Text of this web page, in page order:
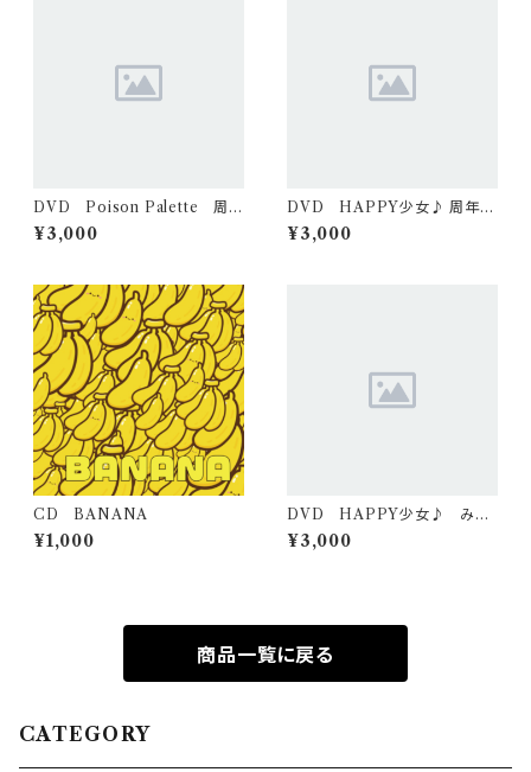
DVD Poison Palette 周年
ライブ 2025/12/20（２枚組）
¥3,000
DVD HAPPY少女♪ 周年ラ
イブ 2026/3/8（２枚組）
¥3,000
CD BANANA
¥1,000
DVD HAPPY少女♪ みづ
生誕 2026/2/8（２枚組）
¥3,000
商品一覧に戻る
CATEGORY